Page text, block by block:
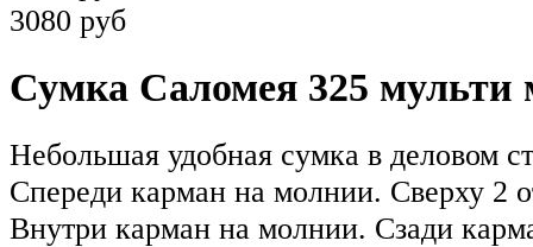
3080 руб
Сумка Саломея 325 мульти
Небольшая удобная сумка в деловом
Спереди карман на молнии. Сверху 2
Внутри карман на молнии. Сзади